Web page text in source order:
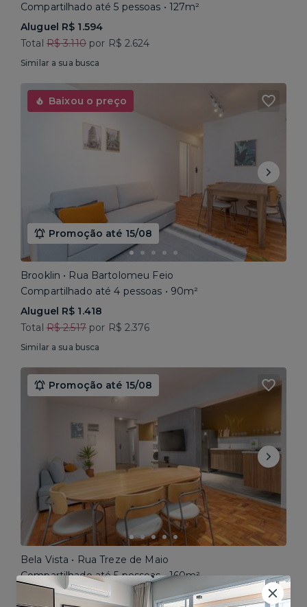
Compartilhado até 5 pessoas • 127m²
Aluguel R$ 1.594
Total R$ 3.110por R$ 2.624
Similar a sua busca
Baixou o preço
Promoção até 15/08
Brooklin • Rua Bartolomeu Feio
Compartilhado até 4 pessoas • 90m²
Aluguel R$ 1.418
Total R$ 2.517por R$ 2.376
Similar a sua busca
Promoção até 15/08
Bela Vista • Rua Treze de Maio
Compartilhado até 5 pessoas • 160m²
Aluguel R$ 1.777